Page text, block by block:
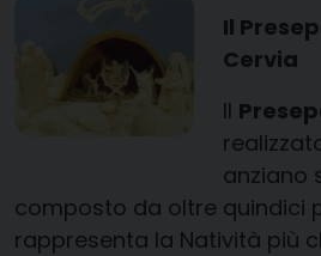
Il
Cervia
Il
anziano
composto da oltre quindici
rappresenta la Natività più